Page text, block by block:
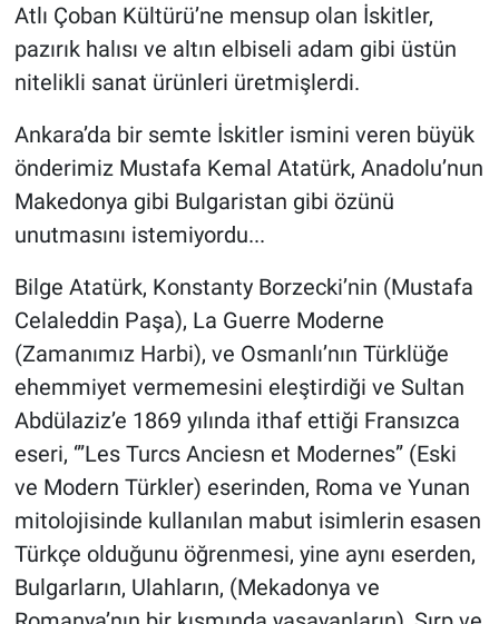
Atlı Çoban Kültürü’ne mensup olan İskitler,
pazırık halısı ve altın elbiseli adam gibi üstün
nitelikli sanat ürünleri üretmişlerdi.
Ankara’da bir semte İskitler ismini veren büyük
önderimiz Mustafa Kemal Atatürk, Anadolu’nun
Makedonya gibi Bulgaristan gibi özünü
unutmasını istemiyordu...
Bilge Atatürk, Konstanty Borzecki’nin (Mustafa
Celaleddin Paşa), La Guerre Moderne
(Zamanımız Harbi), ve Osmanlı’nın Türklüğe
ehemmiyet vermemesini eleştirdiği ve Sultan
Abdülaziz’e 1869 yılında ithaf ettiği Fransızca
eseri, ‘”Les Turcs Anciesn et Modernes” (Eski
ve Modern Türkler) eserinden, Roma ve Yunan
mitolojisinde kullanılan mabut isimlerin esasen
Türkçe olduğunu öğrenmesi, yine aynı eserden,
Bulgarların, Ulahların, (Mekadonya ve